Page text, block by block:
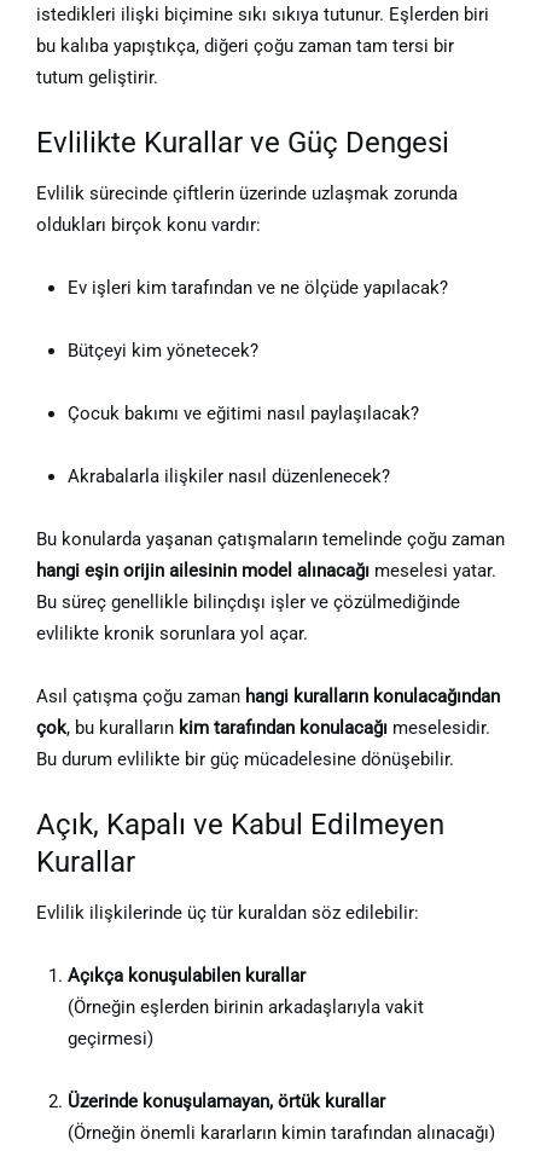
istedikleri ilişki biçimine sıkı sıkıya tutunur. Eşlerden biri
bu kalıba yapıştıkça, diğeri çoğu zaman tam tersi bir
tutum geliştirir.
Evlilikte Kurallar ve Güç Dengesi
Evlilik sürecinde çiftlerin üzerinde uzlaşmak zorunda
oldukları birçok konu vardır:
Ev işleri kim tarafından ve ne ölçüde yapılacak?
Bütçeyi kim yönetecek?
Çocuk bakımı ve eğitimi nasıl paylaşılacak?
Akrabalarla ilişkiler nasıl düzenlenecek?
Bu konularda yaşanan çatışmaların temelinde çoğu zaman
hangi eşin orijin ailesinin model alınacağı meselesi yatar.
Bu süreç genellikle bilinçdışı işler ve çözülmediğinde
evlilikte kronik sorunlara yol açar.
Asıl çatışma çoğu zaman hangi kuralların konulacağından
çok, bu kuralların kim tarafından konulacağı meselesidir.
Bu durum evlilikte bir güç mücadelesine dönüşebilir.
Açık, Kapalı ve Kabul Edilmeyen
Kurallar
Evlilik ilişkilerinde üç tür kuraldan söz edilebilir:
Açıkça konuşulabilen kurallar
(Örneğin eşlerden birinin arkadaşlarıyla vakit
geçirmesi)
Üzerinde konuşulamayan, örtük kurallar
(Örneğin önemli kararların kimin tarafından alınacağı)